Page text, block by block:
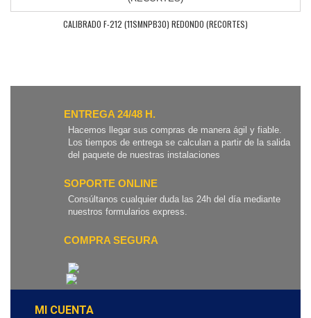
CALIBRADO F-212 (11SMNPB30) REDONDO (RECORTES)
ENTREGA 24/48 H.
Hacemos llegar sus compras de manera ágil y fiable.
Los tiempos de entrega se calculan a partir de la salida
del paquete de nuestras instalaciones
SOPORTE ONLINE
Consúltanos cualquier duda las 24h del día mediante
nuestros formularios express.
COMPRA SEGURA
MI CUENTA